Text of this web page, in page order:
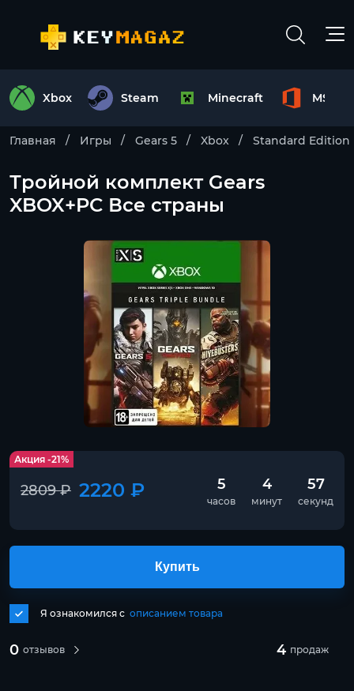
Xbox Steam Minecraft MS
Главная Игры Gears 5 Xbox Standard Edition
Тройной комплект Gears
XBOX+PC Все страны
Акция -21%
2809 ₽ 2220 ₽ 5
часов
4
минут
57
секунд
0 отзывов 4 продаж
Я ознакомился с описанием товара
Купить